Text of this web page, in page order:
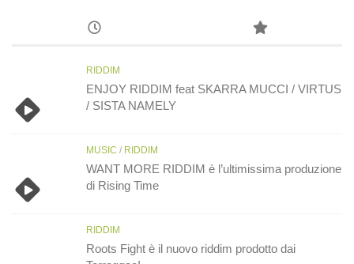
RIDDIM
ENJOY RIDDIM feat SKARRA MUCCI / VIRTUS
/ SISTA NAMELY
MUSIC / RIDDIM
WANT MORE RIDDIM è l’ultimissima produzione
di Rising Time
RIDDIM
Roots Fight è il nuovo riddim prodotto dai